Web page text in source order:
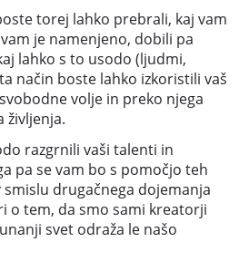
torej lahko prebrali, kaj vam
je namenjeno, dobili pa
lahko s to usodo (ljudmi,
način boste lahko izkoristili vaš
volje in preko njega
življenja.
razgrnili vaši talenti in
pa se vam bo s pomočjo teh
smislu drugačnega dojemanja
o tem, da smo sami kreatorji
svet odraža le našo